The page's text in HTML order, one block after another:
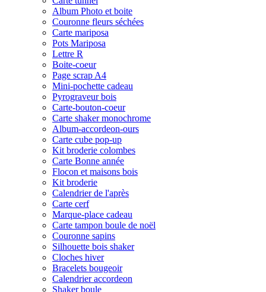
Album Photo et boite
Couronne fleurs séchées
Carte mariposa
Pots Mariposa
Lettre R
Boite-coeur
Page scrap A4
Mini-pochette cadeau
Pyrograveur bois
Carte-bouton-coeur
Carte shaker monochrome
Album-accordeon-ours
Carte cube pop-up
Kit broderie colombes
Carte Bonne année
Flocon et maisons bois
Kit broderie
Calendrier de l'après
Carte cerf
Marque-place cadeau
Carte tampon boule de noël
Couronne sapins
Silhouette bois shaker
Cloches hiver
Bracelets bougeoir
Calendrier accordeon
Shaker boule